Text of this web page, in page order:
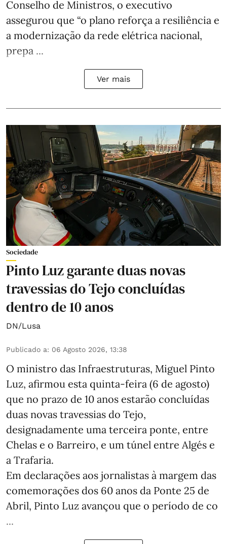
Conselho de Ministros, o executivo
assegurou que “o plano reforça a resiliência e
a modernização da rede elétrica nacional,
prepa ...
Ver mais
Sociedade
Pinto Luz garante duas novas
travessias do Tejo concluídas
dentro de 10 anos
DN/Lusa
Publicado a: 06 Agosto 2026, 13:38
O ministro das Infraestruturas, Miguel Pinto
Luz, afirmou esta quinta-feira (6 de agosto)
que no prazo de 10 anos estarão concluídas
duas novas travessias do Tejo,
designadamente uma terceira ponte, entre
Chelas e o Barreiro, e um túnel entre Algés e
a Trafaria.
Em declarações aos jornalistas à margem das
comemorações dos 60 anos da Ponte 25 de
Abril, Pinto Luz avançou que o período de co
...